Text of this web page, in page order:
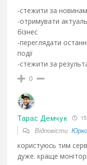
-стежити за
-отримувати
бізнес
-переглядати
події
-стежити за
0
Тарас Демчук
Відповісти
користуюсь тим
дуже. краще